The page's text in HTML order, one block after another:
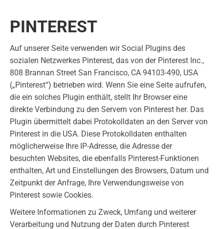
PINTEREST
Auf unserer Seite verwenden wir Social Plugins des
sozialen Netzwerkes Pinterest, das von der Pinterest Inc.,
808 Brannan Street San Francisco, CA 94103-490, USA
(„Pinterest“) betrieben wird. Wenn Sie eine Seite aufrufen,
die ein solches Plugin enthält, stellt Ihr Browser eine
direkte Verbindung zu den Servern von Pinterest her. Das
Plugin übermittelt dabei Protokolldaten an den Server von
Pinterest in die USA. Diese Protokolldaten enthalten
möglicherweise Ihre IP-Adresse, die Adresse der
besuchten Websites, die ebenfalls Pinterest-Funktionen
enthalten, Art und Einstellungen des Browsers, Datum und
Zeitpunkt der Anfrage, Ihre Verwendungsweise von
Pinterest sowie Cookies.
Weitere Informationen zu Zweck, Umfang und weiterer
Verarbeitung und Nutzung der Daten durch Pinterest